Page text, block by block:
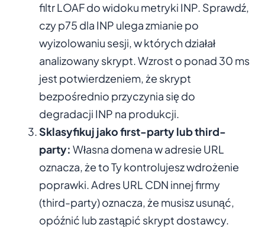
filtr LOAF do widoku metryki INP. Sprawdź,
czy p75 dla INP ulega zmianie po
wyizolowaniu sesji, w których działał
analizowany skrypt. Wzrost o ponad 30 ms
jest potwierdzeniem, że skrypt
bezpośrednio przyczynia się do
degradacji INP na produkcji.
Sklasyfikuj jako first-party lub third-
party: Własna domena w adresie URL
oznacza, że to Ty kontrolujesz wdrożenie
poprawki. Adres URL CDN innej firmy
(third-party) oznacza, że musisz usunąć,
opóźnić lub zastąpić skrypt dostawcy.